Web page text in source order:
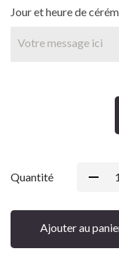
Jour et heure de
Quantité
Ajouter au